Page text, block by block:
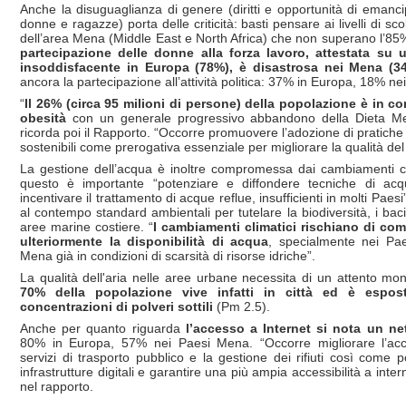
Anche la disuguaglianza di genere (diritti e opportunità di
donne e ragazze) porta delle criticità: basti pensare ai livelli di
dell’area Mena (Middle East e North Africa) che non superano
partecipazione delle donne alla forza lavoro, attestata su
insoddisfacente in Europa (78%), è disastrosa nei Mena
ancora la partecipazione all’attività politica: 37% in Europa, 18%
“Il 26% (circa 95 milioni di persone) della popolazione è in
obesità con un generale progressivo abbandono della Dieta
ricorda poi il Rapporto. “Occorre promuovere l’adozione di
sostenibili come prerogativa essenziale per migliorare la qualità del
La gestione dell’acqua è inoltre compromessa dai cambiamenti
questo è importante “potenziare e diffondere tecniche di
incentivare il trattamento di acque reflue, insufficienti in molti
al contempo standard ambientali per tutelare la biodiversità, i
aree marine costiere. “I cambiamenti climatici rischiano di
ulteriormente la disponibilità di acqua , specialmente nei
Mena già in condizioni di scarsità di risorse idriche”.
La qualità dell'aria nelle aree urbane necessita di un attento
70% della popolazione vive infatti in città ed è
concentrazioni di polveri sottili (Pm 2.5).
Anche per quanto riguarda l’accesso a Internet si nota un
80% in Europa, 57% nei Paesi Mena. “Occorre migliorare
servizi di trasporto pubblico e la gestione dei rifiuti così come
infrastrutture digitali e garantire una più ampia accessibilità a
nel rapporto.